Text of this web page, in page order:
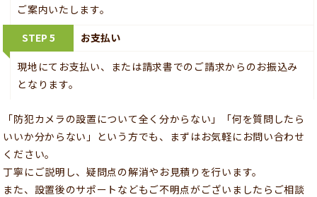
ご案内いたします。
STEP 5 お支払い
現地にてお支払い、または請求書でのご請求からのお振込み
となります。
「防犯カメラの設置について全く分からない」「何を質問したら
いいか分からない」という方でも、まずはお気軽にお問い合わせ
ください。
丁寧にご説明し、疑問点の解消やお見積りを行います。
また、設置後のサポートなどもご不明点がございましたらご相談